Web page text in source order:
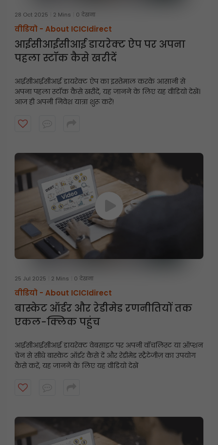
28 Oct 2025 2 Mins 0 देखना
वीडियो - About ICICIdirect
आईसीआईसीआई डायरेक्ट ऐप पर अपना
पहला स्टॉक कैसे खरीदें
आईसीआईसीआई डायरेक्ट ऐप का इस्तेमाल करके आसानी से
अपना पहला स्टॉक कैसे खरीदें, यह जानने के लिए यह वीडियो देखें।
आज ही अपनी निवेश यात्रा शुरू करें!
25 Jul 2025 2 Mins 0 देखना
वीडियो - About ICICIdirect
बास्केट ऑर्डर और रेडीमेड रणनीतियों तक
एकल-क्लिक पहुंच
आईसीआईसीआई डायरेक्ट वेबसाइट पर अपनी वॉचलिस्ट या ऑप्शन
चेन से सीधे बास्केट ऑर्डर कैसे दें और रेडीमेड स्ट्रैटेजीज़ का उपयोग
कैसे करें, यह जानने के लिए यह वीडियो देखें